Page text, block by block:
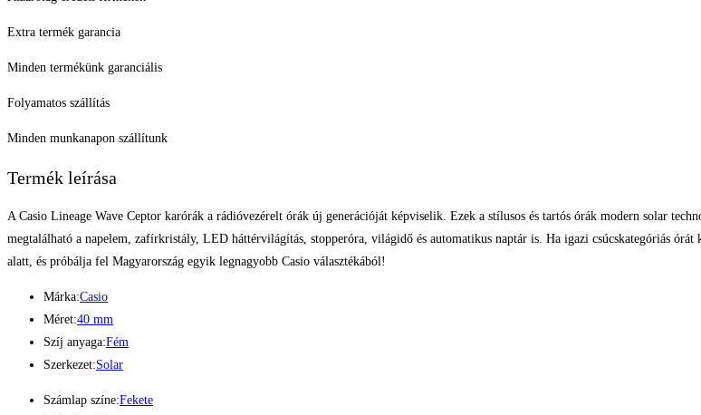
Extra termék garancia
Minden termékünk garanciális
Folyamatos szállítás
Minden munkanapon szállítunk
Termék leírása
A Casio Lineage Wave Ceptor karórák a rádióvezérelt órák új generációját képviselik. Ezek a stílusos és tartós órák modern solar
megtalálható a napelem, zafírkristály, LED háttérvilágítás, stopperóra, világidő és automatikus naptár is. Ha igazi csúcskategóriás
alatt, és próbálja fel Magyarország egyik legnagyobb Casio választékából!
Márka:Casio
Méret:40 mm
Szíj anyaga:Fém
Szerkezet:Solar
Számlap színe:Fekete